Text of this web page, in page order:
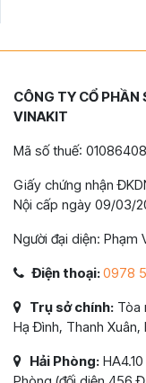
CÔNG TY CỔ PHẦN
VINAKIT
Mã số thuế:
Giấy chứng nhận
Nội cấp ngày 09/03/
Người đại diện: Phạm
Điện thoại:0978
Trụ sở chính: Tòa
Hạ Đình, Thanh
Hải Phòng: